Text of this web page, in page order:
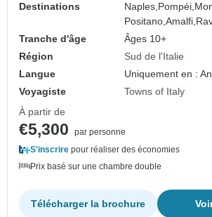
Destinations
Naples,Pompéi,
Positano,Amalfi,
Tranche d'âge
Âges 10+
Région
Sud de l'Italie
Langue
Uniquement en :
Voyagiste
Towns of Italy
À partir de
€5,300
par personne
S'inscrire pour réaliser des économies
Prix basé sur une chambre double
Télécharger la brochure